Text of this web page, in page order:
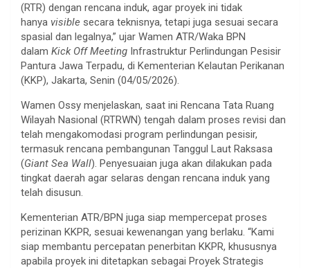
(RTR) dengan rencana induk, agar proyek ini tidak
hanya visible secara teknisnya, tetapi juga sesuai secara
spasial dan legalnya,” ujar Wamen ATR/Waka BPN
dalam Kick Off Meeting Infrastruktur Perlindungan Pesisir
Pantura Jawa Terpadu, di Kementerian Kelautan Perikanan
(KKP), Jakarta, Senin (04/05/2026).
Wamen Ossy menjelaskan, saat ini Rencana Tata Ruang
Wilayah Nasional (RTRWN) tengah dalam proses revisi dan
telah mengakomodasi program perlindungan pesisir,
termasuk rencana pembangunan Tanggul Laut Raksasa
(Giant Sea Wall). Penyesuaian juga akan dilakukan pada
tingkat daerah agar selaras dengan rencana induk yang
telah disusun.
Kementerian ATR/BPN juga siap mempercepat proses
perizinan KKPR, sesuai kewenangan yang berlaku. “Kami
siap membantu percepatan penerbitan KKPR, khususnya
apabila proyek ini ditetapkan sebagai Proyek Strategis